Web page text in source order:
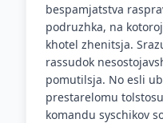
bespamjatstva
podruzhka, na
khotel zhenitsja.
rassudok
pomutilsja. No esli
prestarelomu
komandu syschikov